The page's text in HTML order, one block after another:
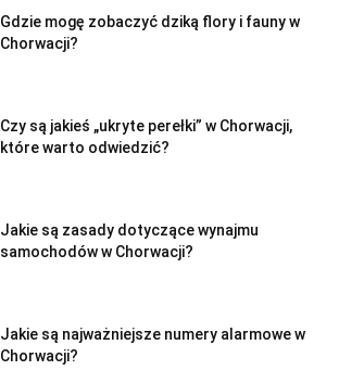
Gdzie mogę zobaczyć dziką flory i fauny w
Chorwacji?
Czy są jakieś „ukryte perełki” w Chorwacji,
które warto odwiedzić?
Jakie są zasady dotyczące wynajmu
samochodów w Chorwacji?
Jakie są najważniejsze numery alarmowe w
Chorwacji?